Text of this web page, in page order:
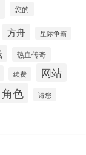
您的
方舟 星际争霸
热血传奇
续费 网站
角色 请您